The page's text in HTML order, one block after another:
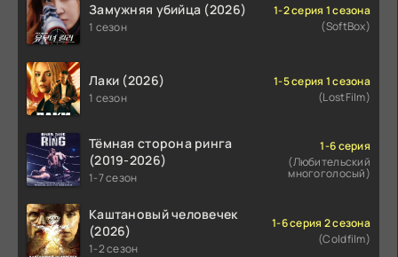
Замужняя убийца (2026)
1 сезон
1-2 серия 1 сезона
(SoftBox)
Лаки (2026)
1 сезон
1-5 серия 1 сезона
(LostFilm)
Тёмная сторона ринга
(2019-2026)
1-7 сезон
1-6 серия
(Любительский
многоголосый)
Каштановый человечек
(2026)
1-2 сезон
1-6 серия 2 сезона
(Coldfilm)